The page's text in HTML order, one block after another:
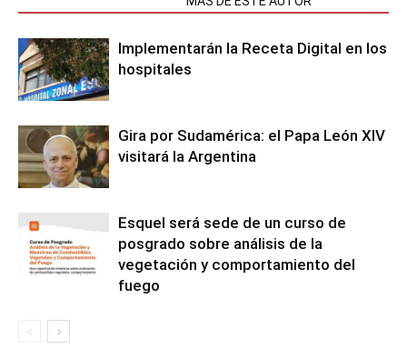
Implementarán la Receta Digital en los
hospitales
Gira por Sudamérica: el Papa León XIV
visitará la Argentina
Esquel será sede de un curso de
posgrado sobre análisis de la
vegetación y comportamiento del
fuego